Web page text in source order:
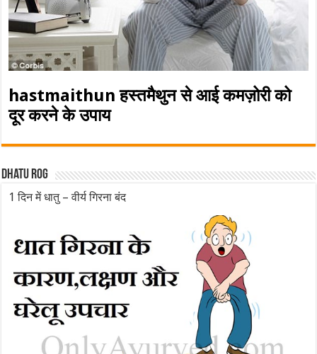
hastmaithun हस्तमैथुन से आई कमज़ोरी को
दूर करने के उपाय
Dhatu rog
1 दिन में धातु – वीर्य गिरना बंद